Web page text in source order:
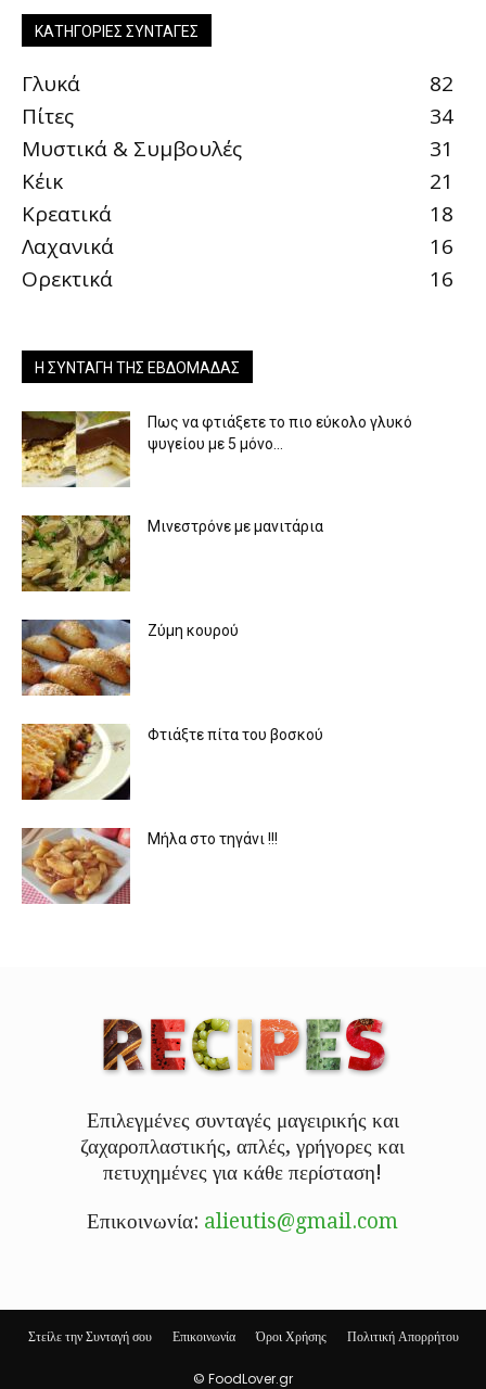
ΚΑΤΗΓΟΡΊΕΣ ΣΥΝΤΑΓΈΣ
Γλυκά
82
Πίτες
34
Μυστικά & Συμβουλές
31
Κέικ
21
Κρεατικά
18
Λαχανικά
16
Ορεκτικά
16
Η ΣΥΝΤΑΓΉ ΤΗΣ ΕΒΔΟΜΆΔΑΣ
Πως να φτιάξετε το πιο εύκολο γλυκό
ψυγείου με 5 μόνο...
Μινεστρόνε με μανιτάρια
Ζύμη κουρού
Φτιάξτε πίτα του βοσκού
Μήλα στο τηγάνι !!!
Επιλεγμένες συνταγές μαγειρικής και
ζαχαροπλαστικής, απλές, γρήγορες και
πετυχημένες για κάθε περίσταση!
Επικοινωνία: alieutis@gmail.com
Στείλε την Συνταγή σου Επικοινωνία Όροι Χρήσης Πολιτική Απορρήτου
© FoodLover.gr